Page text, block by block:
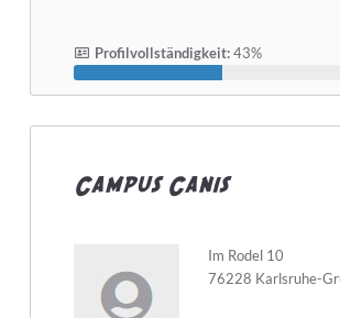
Profilvollständigkeit:43%
Campus Canis
Im Rodel 10
76228 Karlsruhe-